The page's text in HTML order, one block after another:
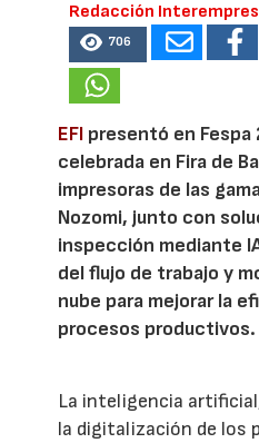
Redacción
706
EFI presentó en
celebrada en Fira de
impresoras de las
Nozomi, junto con
inspección mediante
del flujo de trabajo y
nube para mejorar la
procesos productivos.
La inteligencia
la digitalización de los